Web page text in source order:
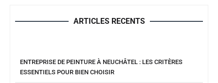
ARTICLES RECENTS
ENTREPRISE DE PEINTURE À NEUCHÂTEL : LES CRITÈRES
ESSENTIELS POUR BIEN CHOISIR